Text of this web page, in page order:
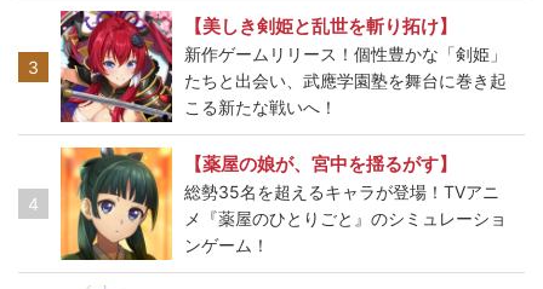
3
【美しき剣姫と乱世を斬り拓け】
新作ゲームリリース！個性豊かな「剣姫」
たちと出会い、武應学園塾を舞台に巻き起
こる新たな戦いへ！
4
【薬屋の娘が、宮中を揺るがす】
総勢35名を超えるキャラが登場！TVアニ
メ『薬屋のひとりごと』のシミュレーショ
ンゲーム！